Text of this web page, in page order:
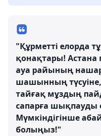
"Құрметті елорда
қонақтары! Астана
ауа райының
шашынның
тайғақ мұздың
сапарға шықпауды
Мүмкіндігінше
болыңыз!"